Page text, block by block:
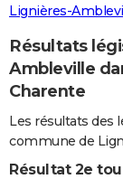
FORUM
Bricolage
Lifestyle
Culture
Sport
Auto
Television
Voyage
Cinema
Lignières-
Résultats
Ambleville
Charente
Les résultats des
commune de
Résultat 2e